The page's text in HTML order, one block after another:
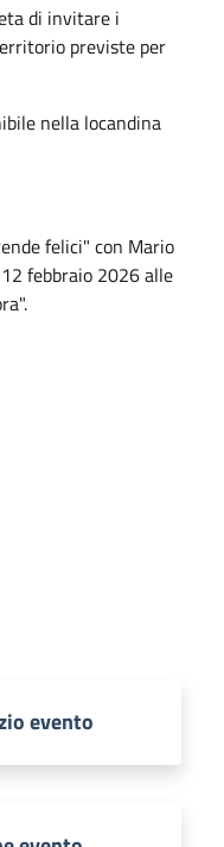
di invitare i
previste per
nella locandina
felici" con Mario
febbraio 2026 alle
evento